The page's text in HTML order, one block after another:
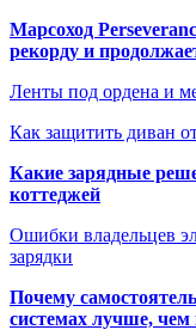
Марсоход
рекорду и
Ленты под ордена и
Как защитить диван
Какие зарядные
коттеджей
Ошибки владельцев
зарядки
Почему
системах лучше, чем